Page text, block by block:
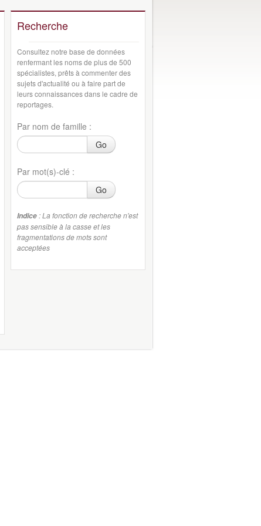
Recherche
Consultez notre base de données
renfermant les noms de plus de 500
spécialistes, prêts à commenter des
sujets d'actualité ou à faire part de
leurs connaissances dans le cadre de
reportages.
Par nom de famille :
Go
Par mot(s)-clé :
Go
Indice : La fonction de recherche n'est
pas sensible à la casse et les
fragmentations de mots sont
acceptées